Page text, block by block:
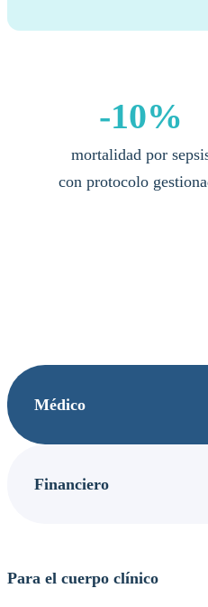
-10%
mortalidad por
con protocolo
Médico
Financiero
Para el cuerpo clínico